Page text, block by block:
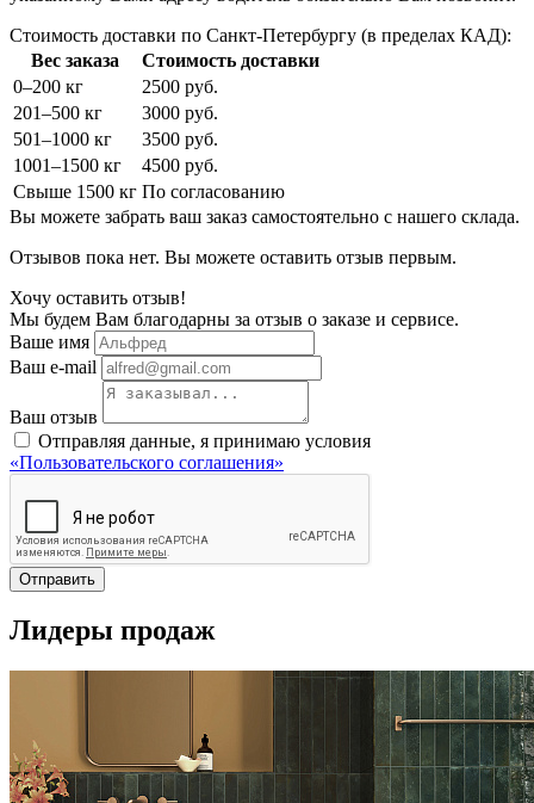
Стоимость доставки по Санкт-Петербургу (в пределах КАД):
Вес заказа
Стоимость доставки
0–200 кг
2500 руб.
201–500 кг
3000 руб.
501–1000 кг
3500 руб.
1001–1500 кг
4500 руб.
Свыше 1500 кг По согласованию
Вы можете забрать ваш заказ самостоятельно с нашего склада.
Отзывов пока нет. Вы можете оставить отзыв первым.
Хочу оставить отзыв!
Мы будем Вам благодарны за отзыв о заказе и сервисе.
Ваше имя
Ваш e-mail
Ваш отзыв
Отправляя данные, я принимаю условия
«Пользовательского соглашения»
Отправить
Лидеры продаж